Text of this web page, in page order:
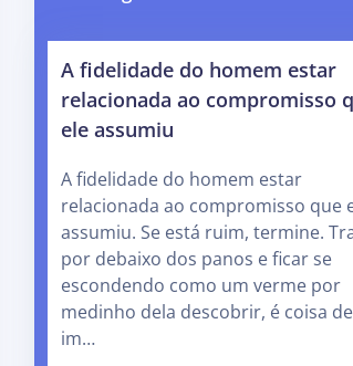
A fidelidade do homem estar
relacionada ao compromisso
ele assumiu
A fidelidade do homem estar
relacionada ao compromisso que
assumiu. Se está ruim, termine.
por debaixo dos panos e ficar se
escondendo como um verme por
medinho dela descobrir, é coisa de
im…